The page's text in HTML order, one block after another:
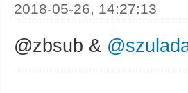
2018-05-26, 14:27:13
@zbsub &